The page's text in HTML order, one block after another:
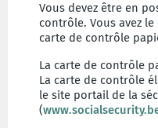
Vous devez être en
contrôle. Vous avez
carte de contrôle
La carte de contrôle
La carte de contrôle
le site portail de la
(